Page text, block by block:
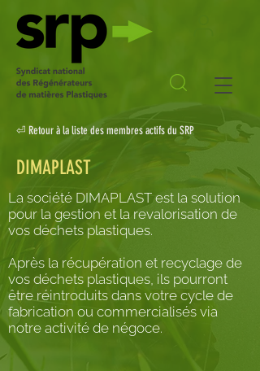
⏎ Retour à la liste des membres actifs du SRP
DIMAPLAST
La société DIMAPLAST est la solution
pour la gestion et la revalorisation de
vos déchets plastiques.
Après la récupération et recyclage de
vos déchets plastiques, ils pourront
être réintroduits dans votre cycle de
fabrication ou commercialisés via
notre activité de négoce.